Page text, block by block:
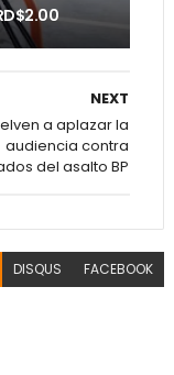
NEXT
a aplazar la
audiencia contra
del asalto BP
DISQUS FACEBOOK